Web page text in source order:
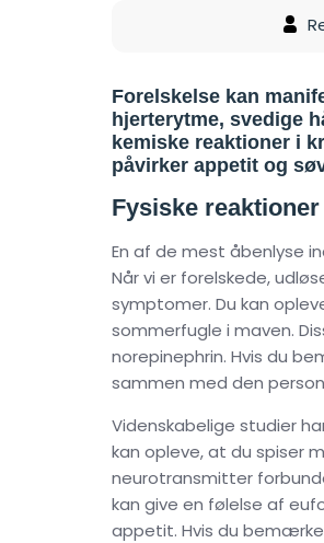
Forelskelse kan
hjerterytme, svedige
kemiske reaktioner i
påvirker appetit og
Fysiske reaktioner
En af de mest åbenlyse
Når vi er forelskede,
symptomer. Du kan
sommerfugle i maven.
norepinephrin. Hvis du
sammen med den
Videnskabelige studier
kan opleve, at du spiser
neurotransmitter
kan give en følelse af
appetit. Hvis du